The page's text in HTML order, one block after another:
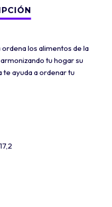
los alimentos de la
tu hogar su
te ayuda a ordenar tu